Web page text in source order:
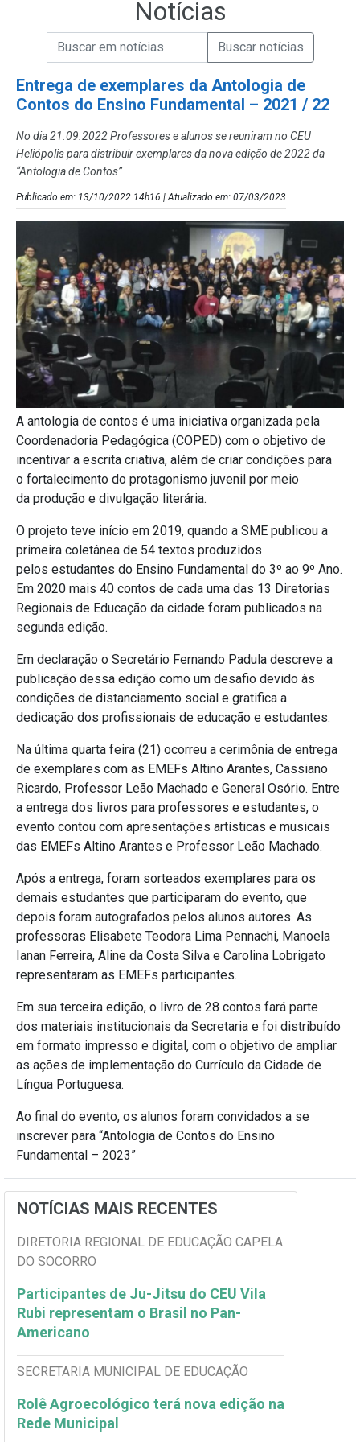
Notícias
Campo de Busca de Notícias
Campo de Busca de informaçõesEnviar a Busca de Notícias
Entrega de exemplares da Antologia de
Contos do Ensino Fundamental – 2021 / 22
No dia 21.09.2022 Professores e alunos se reuniram no CEU
Heliópolis para distribuir exemplares da nova edição de 2022 da
“Antologia de Contos”
Publicado em: 13/10/2022 14h16 | Atualizado em: 07/03/2023
A antologia de contos é uma iniciativa organizada pela
Coordenadoria Pedagógica (COPED) com o objetivo de
incentivar a escrita criativa, além de criar condições para
o fortalecimento do protagonismo juvenil por meio
da produção e divulgação literária.
O projeto teve início em 2019, quando a SME publicou a
primeira coletânea de 54 textos produzidos
pelos estudantes do Ensino Fundamental do 3º ao 9º Ano.
Em 2020 mais 40 contos de cada uma das 13 Diretorias
Regionais de Educação da cidade foram publicados na
segunda edição.
Em declaração o Secretário Fernando Padula descreve a
publicação dessa edição como um desafio devido às
condições de distanciamento social e gratifica a
dedicação dos profissionais de educação e estudantes.
Na última quarta feira (21) ocorreu a cerimônia de entrega
de exemplares com as EMEFs Altino Arantes, Cassiano
Ricardo, Professor Leão Machado e General Osório. Entre
a entrega dos livros para professores e estudantes, o
evento contou com apresentações artísticas e musicais
das EMEFs Altino Arantes e Professor Leão Machado.
Após a entrega, foram sorteados exemplares para os
demais estudantes que participaram do evento, que
depois foram autografados pelos alunos autores. As
professoras Elisabete Teodora Lima Pennachi, Manoela
Ianan Ferreira, Aline da Costa Silva e Carolina Lobrigato
representaram as EMEFs participantes.
Em sua terceira edição, o livro de 28 contos fará parte
dos materiais institucionais da Secretaria e foi distribuído
em formato impresso e digital, com o objetivo de ampliar
as ações de implementação do Currículo da Cidade de
Língua Portuguesa.
Ao final do evento, os alunos foram convidados a se
inscrever para “Antologia de Contos do Ensino
Fundamental – 2023”
NOTÍCIAS MAIS RECENTES
DIRETORIA REGIONAL DE EDUCAÇÃO CAPELA
DO SOCORRO
Participantes de Ju-Jitsu do CEU Vila
Rubi representam o Brasil no Pan-
Americano
SECRETARIA MUNICIPAL DE EDUCAÇÃO
Rolê Agroecológico terá nova edição na
Rede Municipal